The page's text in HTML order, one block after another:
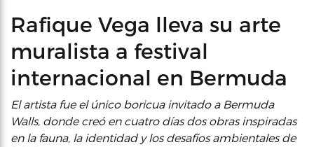
Rafique Vega lleva su arte
muralista a festival
internacional en Bermuda
El artista fue el único boricua invitado a Bermuda
Walls, donde creó en cuatro días dos obras inspiradas
en la fauna, la identidad y los desafíos ambientales de